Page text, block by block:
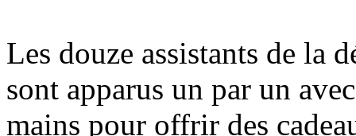
Les douze assistants de la
sont apparus un par un
mains pour offrir des